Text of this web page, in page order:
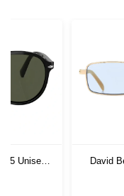
55 Unisex
David